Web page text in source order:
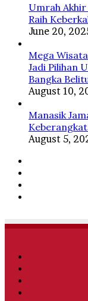
Umrah Akhir
Raih
June 20,
Mega
Jadi Pilihan
Bangka
August 10,
Manasik
August 5,